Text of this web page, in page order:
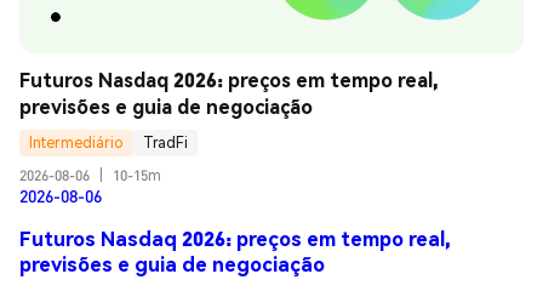
Futuros Nasdaq 2026: preços em tempo real,
previsões e guia de negociação
Intermediário
TradFi
2026-08-06
10-15m
2026-08-06
Futuros Nasdaq 2026: preços em tempo real,
previsões e guia de negociação